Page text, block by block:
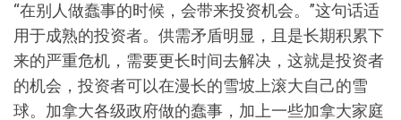
“在别人做蠢事的时候，会带来投资机会。”这句话适
用于成熟的投资者。供需矛盾明显，且是长期积累下
来的严重危机，需要更长时间去解决，这就是投资者
的机会，投资者可以在漫长的雪坡上滚大自己的雪
球。加拿大各级政府做的蠢事，加上一些加拿大家庭